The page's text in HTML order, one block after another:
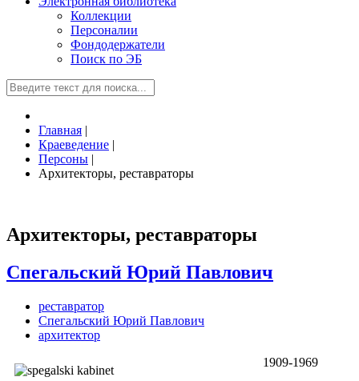
Коллекции
Персоналии
Фондодержатели
Поиск по ЭБ
Главная |
Краеведение |
Персоны |
Архитекторы, реставраторы
Архитекторы, реставраторы
Спегальский Юрий Павлович
реставратор
Спегальский Юрий Павлович
архитектор
1909-1969